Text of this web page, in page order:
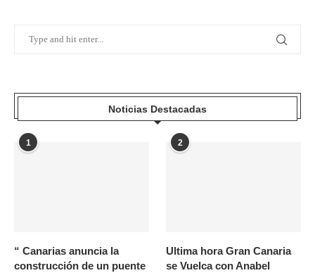
Noticias Destacadas
1
“ Canarias anuncia la
construcción de un puente
2
Ultima hora Gran Canaria
se Vuelca con Anabel